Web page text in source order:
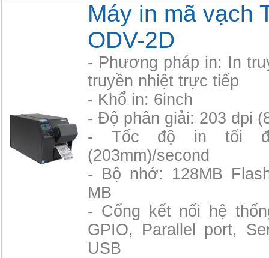
Máy in mã vạch
ODV-2D
- Phương pháp in: In
truyền nhiệt trực tiếp
- Khổ in: 6inch
- Độ phân giải: 203 dpi
- Tốc độ in tối
(203mm)/second
- Bộ nhớ: 128MB
MB
- Cổng kết nối hệ
GPIO, Parallel port,
USB